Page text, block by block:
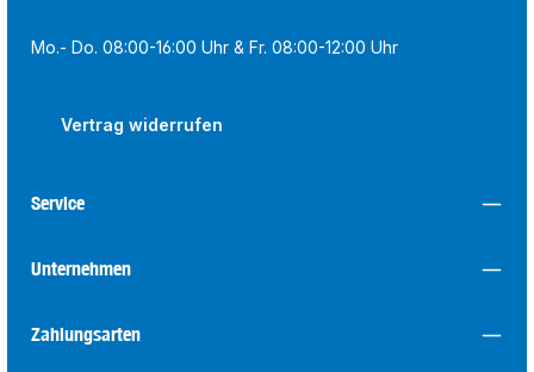
Mo.- Do. 08:00-16:00 Uhr & Fr. 08:00-12:00 Uhr
Vertrag widerrufen
Service
Unternehmen
Zahlungsarten